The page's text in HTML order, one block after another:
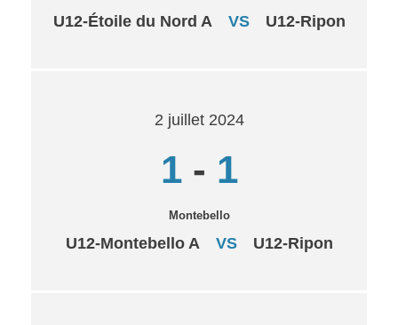
U12-Étoile du Nord A VS U12-Ripon
2 juillet 2024
1- 1
Montebello
U12-Montebello A VS U12-Ripon